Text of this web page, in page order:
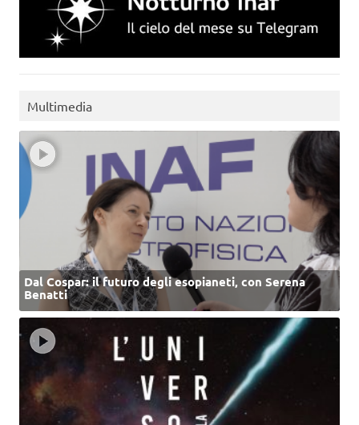
Multimedia
Dal Cospar: il futuro degli esopianeti, con Serena
Benatti